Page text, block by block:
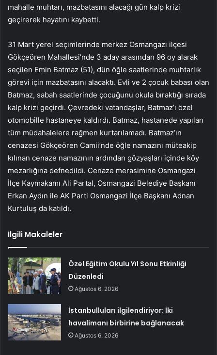
mahalle muhtarı, mazbatasını alacağı gün kalp krizi
geçirerek hayatını kaybetti.
31 Mart yerel seçimlerinde merkez Osmangazi ilçesi
Gökçeören Mahallesi’nde 3 aday arasından 96 oy alarak
seçilen Emin Batmaz (51), dün öğle saatlerinde muhtarlık
görevi için mazbatasını alacaktı. Evli ve 2 çocuk babası olan
Batmaz, sabah saatlerinde çocuğunu okula bıraktığı sırada
kalp krizi geçirdi. Çevredeki vatandaşlar, Batmaz’ı özel
otomobille hastaneye kaldırdı. Batmaz, hastanede yapılan
tüm müdahalelere rağmen kurtarılamadı. Batmaz’ın
cenazesi Gökçeören Camii’nde öğle namazını müteakip
kılınan cenaze namazının ardından gözyaşları içinde köy
mezarlığına defnedildi. Cenaze merasimine Osmangazi
İlçe Kaymakamı Ali Partal, Osmangazi Belediye Başkanı
Erkan Aydın ile AK Parti Osmangazi İlçe Başkanı Adnan
Kurtuluş da katıldı.
İlgili Makaleler
Özel Eğitim Okulu Yıl Sonu Etkinliği
Düzenledi
Ağustos 6, 2026
İstanbulluları ilgilendiriyor: İki
havalimanı birbirine bağlanacak
Ağustos 6, 2026